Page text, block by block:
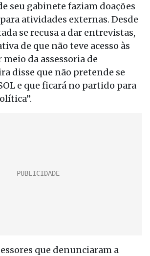
seu gabinete faziam doações
atividades externas. Desde
se recusa a dar entrevistas,
de que não teve acesso às
meio da assessoria de
disse que não pretende se
e que ficará no partido para
que denunciaram a